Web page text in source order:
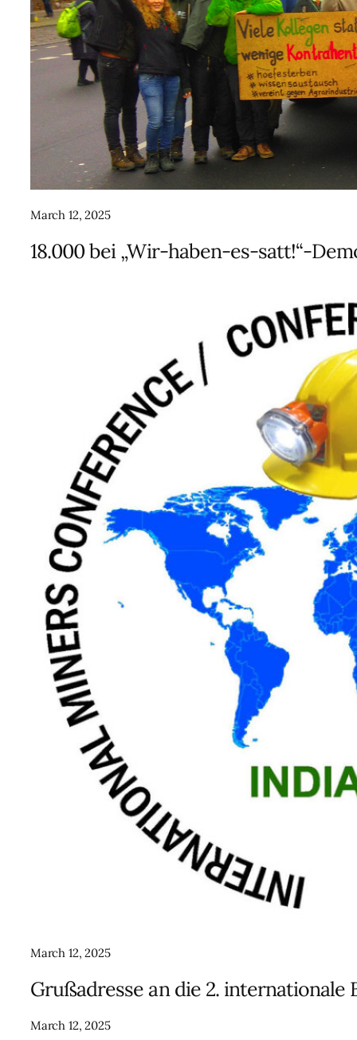
March 12, 2025
18.000 bei „Wir-haben-es-satt!“-
March 12, 2025
Grußadresse an die 2.
March 12, 2025